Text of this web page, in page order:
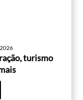
turismo